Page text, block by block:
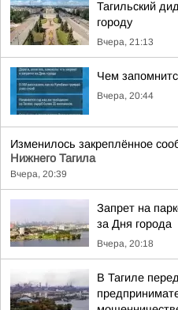
Тагильский
городу
Вчера, 21:13
Чем
Вчера, 20:44
Изменилось закреплённое
Нижнего Тагила
Вчера, 20:39
Запрет на
за Дня города
Вчера, 20:18
В Тагиле